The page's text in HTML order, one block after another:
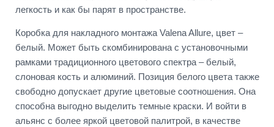
легкость и как бы парят в пространстве.
Коробка для накладного монтажа Valena Allure, цвет –
белый. Может быть скомбинирована с установочными
рамками традиционного цветового спектра – белый,
слоновая кость и алюминий. Позиция белого цвета также
свободно допускает другие цветовые соотношения. Она
способна выгодно выделить темные краски. И войти в
альянс с более яркой цветовой палитрой, в качестве